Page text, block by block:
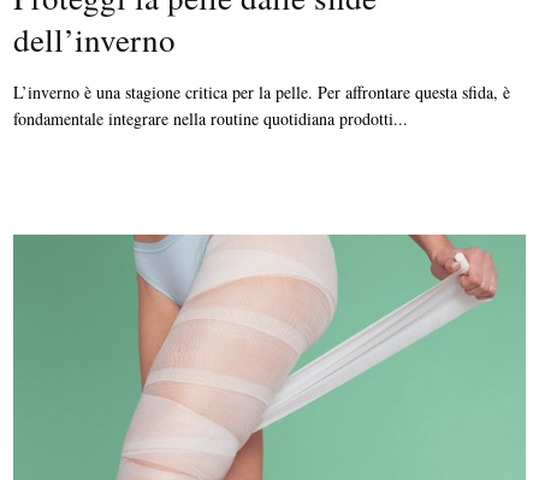
dell’inverno
L’inverno è una stagione critica per la pelle. Per affrontare questa sfida, è
fondamentale integrare nella routine quotidiana prodotti...